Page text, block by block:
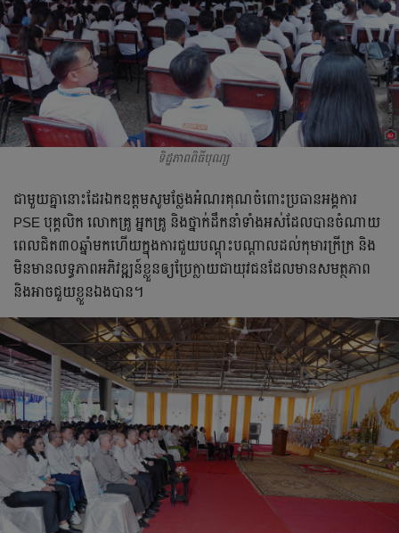
ទិដ្ឋភាពពិធីបុណ្យ
ជា​មួយ​គ្នា​នោះ​ដែរ​ឯកឧត្ដម​សូម​ថ្លែង​អំណរគុណ​ចំពោះ​ប្រធាន​អង្គការ​
PSE​ បុគ្គលិក​ លោក​គ្រូ​ អ្នក​គ្រូ​ និង​ថ្នាក់ដឹកនាំ​ទាំង​អស់​ដែល​បាន​ចំណាយ​
ពេល​ជិត៣០​ឆ្នាំ​មក​ហើយ​ក្នុង​ការ​ជួយ​បណ្ដុះបណ្ដាល​ដល់​កុមារ​ក្រីក្រ​ និង​
មិនមាន​លទ្ធភាព​អភិវឌ្ឍន៍​ខ្លួន​ឲ្យ​ប្រែក្លាយ​ជា​យុវជន​ដែល​មាន​សមត្ថភាព​
និង​អាច​ជួយ​ខ្លួន​ឯង​បាន។​